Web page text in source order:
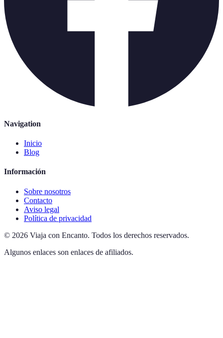
Navigation
Inicio
Blog
Información
Sobre nosotros
Contacto
Aviso legal
Política de privacidad
© 2026 Viaja con Encanto. Todos los derechos reservados.
Algunos enlaces son enlaces de afiliados.